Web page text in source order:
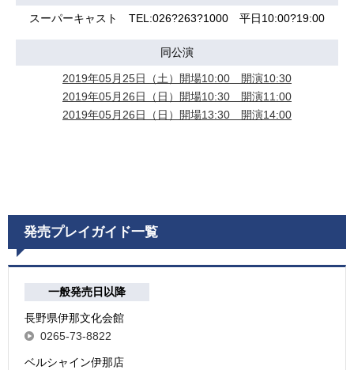
スーパーキャスト TEL:026?263?1000 平日10:00?19:00
同公演
2019年05月25日（土）開場10:00 開演10:30
2019年05月26日（日）開場10:30 開演11:00
2019年05月26日（日）開場13:30 開演14:00
発売プレイガイド一覧
一般発売日以降
長野県伊那文化会館
0265-73-8822
ベルシャイン伊那店